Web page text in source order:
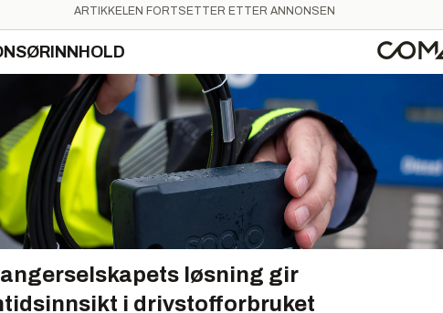
i maskin
og teknikere
i kjemi
i elektronikk og teleteknikk
og programmerere
og astronomer
ingeniører og teknikere
i gruvearbeid og metallurgi
ARTIKKELEN FORTSETTER ETTER ANNONSEN
løsning gir
i drivstofforbruket